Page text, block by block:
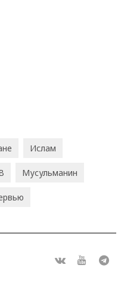
Ислам
Мусульманин